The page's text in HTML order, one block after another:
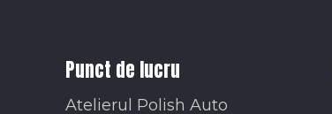
Punct de lucru
Atelierul Polish Auto